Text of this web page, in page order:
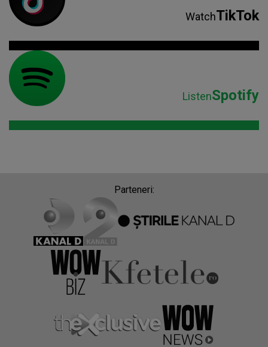
WatchTikTok
ListenSpotify
Parteneri: